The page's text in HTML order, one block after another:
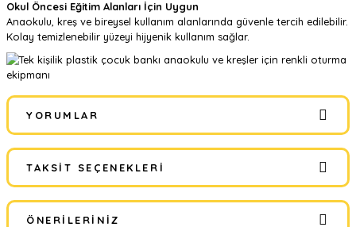
Okul Öncesi Eğitim Alanları İçin Uygun
Anaokulu, kreş ve bireysel kullanım alanlarında güvenle tercih edilebilir.
Kolay temizlenebilir yüzeyi hijyenik kullanım sağlar.
YORUMLAR
Bu ürüne ilk yorumu siz yapın!
TAKSIT SEÇENEKLERI
ÖNERILERINIZ